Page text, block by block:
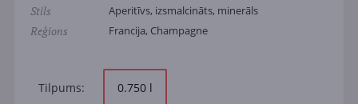
Stils Aperitīvs, izsmalcināts, minerāls
Reģions Francija, Champagne
Tilpums: 0.750 l